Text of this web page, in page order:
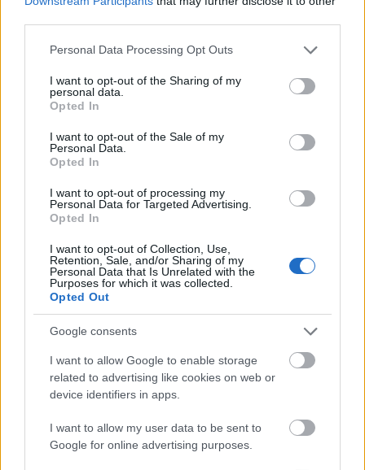
Please note that this website/app uses one or more Google
not limited to your visit or usage behaviour. You may click to
grant or deny consent to Google and its third-party tags to
use your data for below specified purposes in below Google
consent section.
Personal Data Processing Opt Outs
I want to opt-out of the Sharing of my
personal data.
Opted In
I want to opt-out of the Sale of my
Personal Data.
Opted In
I want to opt-out of processing my
Personal Data for Targeted Advertising.
Opted In
I want to opt-out of Collection, Use,
Retention, Sale, and/or Sharing of my
Personal Data that Is Unrelated with the
Purposes for which it was collected.
Opted Out
Google consents
I want to allow Google to enable storage
related to advertising like cookies on web or
device identifiers in apps.
I want to allow my user data to be sent to
Google for online advertising purposes.
Erdélyi Lajos archívuma a
Ceaușescu-korszakból
Erdélyi Lajos (1929, Marosvásárhely – 2020,
Budapest) fotóriporter, újságíró, értékmentő,
és elismert alakja. 2023–2024-ben